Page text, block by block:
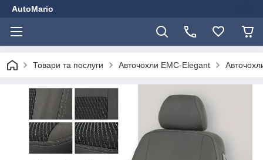
AutoMario
Товари та послуги Авточохли EMC-Elegant